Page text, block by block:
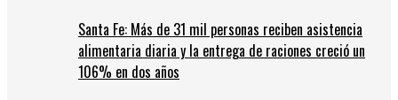
Santa Fe: Más de 31 mil personas reciben asistencia
alimentaria diaria y la entrega de raciones creció un
106% en dos años